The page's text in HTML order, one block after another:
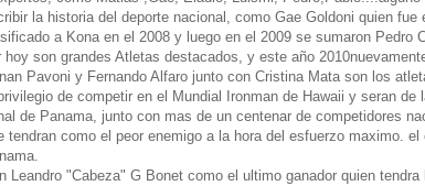
la historia del deporte nacional, como Gae Goldoni quien fue
a Kona en el 2008 y luego en el 2009 se sumaron Pedro
hoy son grandes Atletas destacados, y este año
Pavoni y Fernando Alfaro junto con Cristina Mata son los
de competir en el Mundial Ironman de Hawaii y seran de
de Panama, junto con mas de un centenar de competidores
tendran como el peor enemigo a la hora del esfuerzo maximo.
Leandro "Cabeza" G Bonet como el ultimo ganador quien